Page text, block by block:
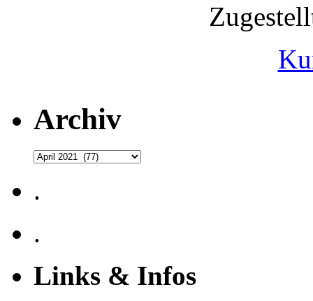
Archiv
Archiv
.
.
Links & Infos